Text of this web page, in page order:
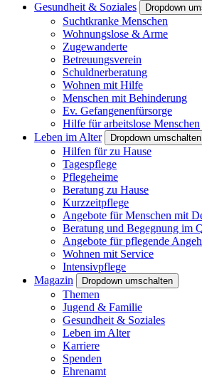
Gesundheit & Soziales
Dropdown
Suchtkranke Menschen
Wohnungslose & Arme
Zugewanderte
Betreuungsverein
Schuldnerberatung
Wohnen mit Hilfe
Menschen mit Behinderung
Ev. Gefangenenfürsorge
Hilfe für arbeitslose Menschen
Leben im Alter
Dropdown umschalten
Hilfen für zu Hause
Tagespflege
Pflegeheime
Beratung zu Hause
Kurzzeitpflege
Angebote für Menschen mit
Beratung und Begegnung im
Angebote für pflegende
Wohnen mit Service
Intensivpflege
Magazin
Dropdown umschalten
Themen
Jugend & Familie
Gesundheit & Soziales
Leben im Alter
Karriere
Spenden
Ehrenamt